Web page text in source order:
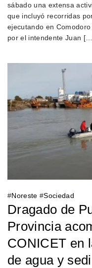
sábado una extensa
que incluyó recorridas
ejecutando en
por el intendente Juan
#Noreste #Sociedad
Dragado de
Provincia
CONICET en
de agua y